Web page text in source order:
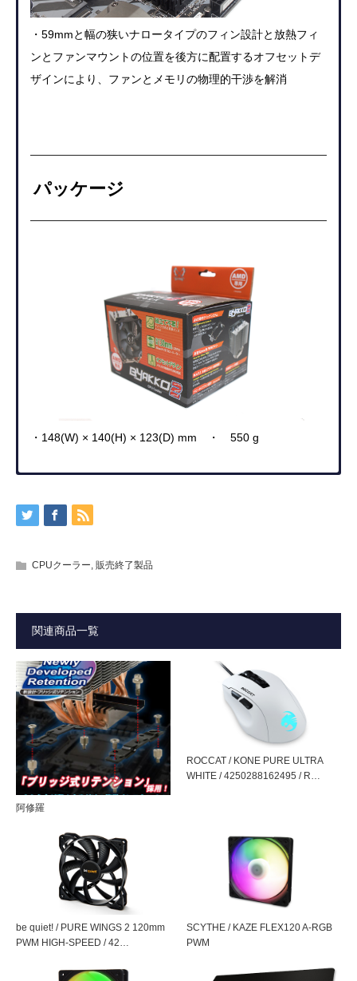
・59mmと幅の狭いナロータイプのフィン設計と放熱フィ
ンとファンマウントの位置を後方に配置するオフセットデ
ザインにより
、ファンとメモリの物理的干渉を解消
パッケージ
・148(W) × 140(H) × 123(D) mm ・ 550 g
サイズオリジナル設計92m
箱から開けてグリスを塗り、レバーを回すだけの簡単イン
E.C.M.S IIクリップ採用
リテールクーラーの取付付け方法に準拠したレバー方式の
手軽なクリップシステムを採用（工場出荷時に装着済み）
全高130mm設計
従来140mmクラスが一般的であった92mmサイドフローク
取り扱い易さと、多くのPCケースとの互換性が向上
オフセットデザインとナロータイプフィン設計
59mmと幅の狭いナロータイプのフィン設計と放熱フィン
とファンマウントの位置を後方に配置するオフセットデザ
型番
JAN 4571225057644
ファンサイズ 92 × 92 × 厚さ26 mm
ファン回転数
（PWM可変）
300 ±200 rpm ～ 2300 rpm ± 10%
ノイズ 7.3 ～ 28.83 dBA
風量 6.75 ～ 48.878 CFM
対応CPU
AM2 / AM2+ / AM3 / AM3+ / FM1
FM2 / FM2+ / AM4 / ※TR4は非対応
接続
重量
455 g（搭載ファンおよびクリップ含
【お詫びと訂正】
「SCBYK-2000A」に
「LGA1200対応シール」が
誤って貼付されておりました。
SCBYK-2000AはAMD専用版になりますので、Intel環境で
ご使用予定の方は、
SCBYK-2000I（Intel専用版）をお買い求めください。
ご迷惑をお掛けしまして、申し訳ございません。
・マニュアル（PDF）
CPUクーラー, 販売終了製品
関連商品一覧
阿修羅
ROCCAT / KONE PURE ULTRA
WHITE / 4250288162495 / R…
be quiet! / PURE WINGS 2 120mm
PWM HIGH-SPEED / 42…
SCYTHE / KAZE FLEX120 A-RGB
PWM